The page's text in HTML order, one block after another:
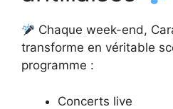
Chaque week-end,
transforme en véritable
programme :
Concerts live